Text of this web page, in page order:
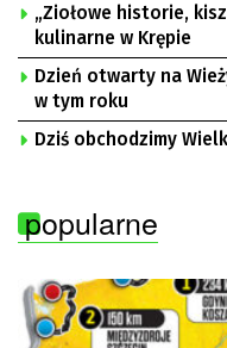
„Ziołowe historie,
kulinarne w Krępie
Dzień otwarty na
w tym roku
Dziś obchodzimy
popularne